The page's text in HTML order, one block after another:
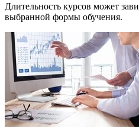
Длительность курсов может
выбранной формы обучения.